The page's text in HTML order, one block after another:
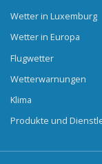
Wetter in Luxemburg
Wetter in Europa
Flugwetter
Wetterwarnungen
Klima
Produkte und